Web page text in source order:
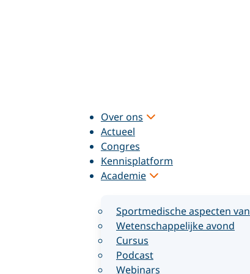
Over ons
Actueel
Congres
Kennisplatform
Academie
Sportmedische aspecten van
Wetenschappelijke avond
Cursus
Podcast
Webinars